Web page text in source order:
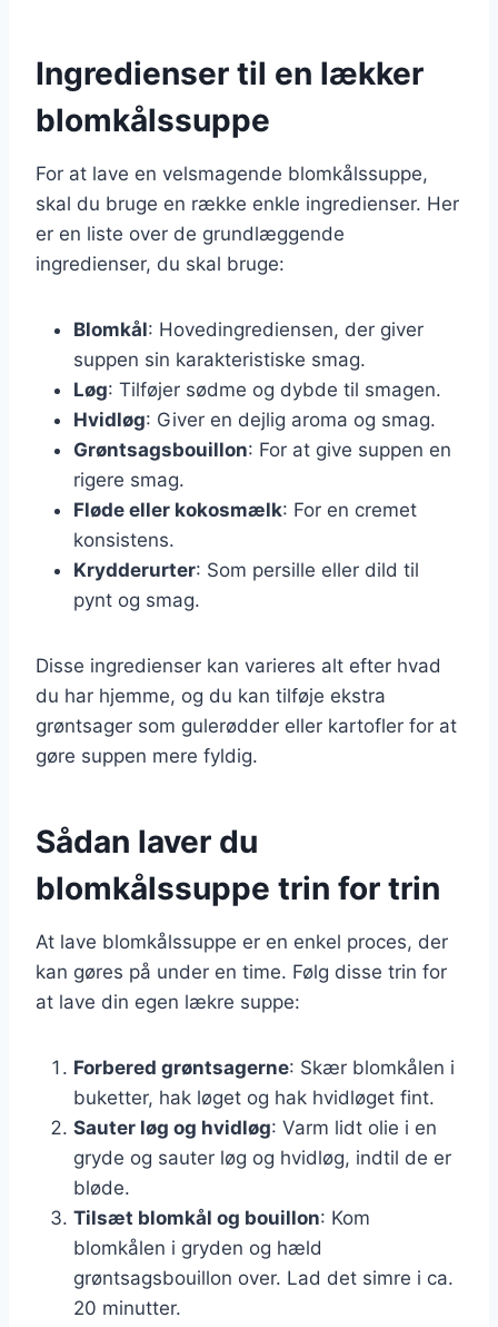
Ingredienser til en lækker
blomkålssuppe
For at lave en velsmagende blomkålssuppe,
skal du bruge en række enkle ingredienser. Her
er en liste over de grundlæggende
ingredienser, du skal bruge:
Blomkål: Hovedingrediensen, der giver
suppen sin karakteristiske smag.
Løg: Tilføjer sødme og dybde til smagen.
Hvidløg: Giver en dejlig aroma og smag.
Grøntsagsbouillon: For at give suppen en
rigere smag.
Fløde eller kokosmælk: For en cremet
konsistens.
Krydderurter: Som persille eller dild til
pynt og smag.
Disse ingredienser kan varieres alt efter hvad
du har hjemme, og du kan tilføje ekstra
grøntsager som gulerødder eller kartofler for at
gøre suppen mere fyldig.
Sådan laver du
blomkålssuppe trin for trin
At lave blomkålssuppe er en enkel proces, der
kan gøres på under en time. Følg disse trin for
at lave din egen lækre suppe:
Forbered grøntsagerne: Skær blomkålen i
buketter, hak løget og hak hvidløget fint.
Sauter løg og hvidløg: Varm lidt olie i en
gryde og sauter løg og hvidløg, indtil de er
bløde.
Tilsæt blomkål og bouillon: Kom
blomkålen i gryden og hæld
grøntsagsbouillon over. Lad det simre i ca.
20 minutter.